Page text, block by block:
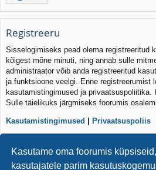
Kasutame oma foorumis
kasutajatele parim
Registreeru
Sisselogimiseks pead olema registreeritud
kõigest mõne minuti, ning annab sulle
administraator võib anda registreeritud
ja funktsioone veelgi. Enne registreerumist
kasutamistingimused ja privaatsuspoliitika.
Sulle täielikuks järgmiseks foorumis
Kasutamistingimused | Privaatsuspoliis
Registreeru